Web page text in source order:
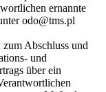
ernannte
odo@tms.pl
Abschluss und
und
über ein